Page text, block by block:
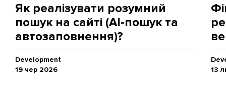
Як реалізувати розумний
пошук на сайті (AI-пошук та
автозаповнення)?
Development
19 чер 2026
13